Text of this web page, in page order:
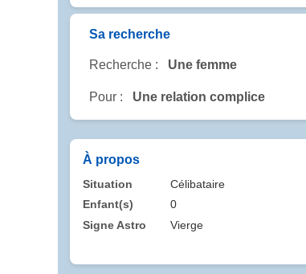
Sa recherche
Recherche : Une femme
Pour : Une relation complice
À propos
Situation
Célibataire
Enfant(s)
0
Signe Astro
Vierge